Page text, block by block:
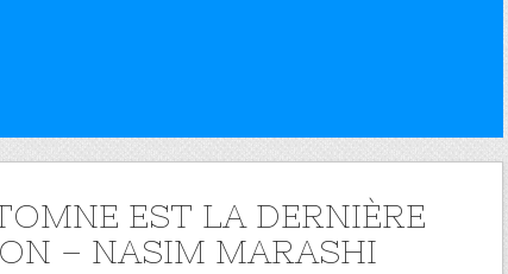
EST LA DERNIÈRE
– NASIM MARASHI